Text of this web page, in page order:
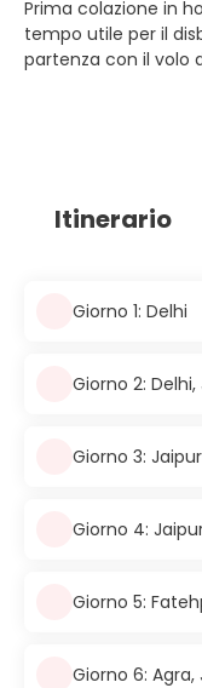
Prima colazione in
tempo utile per il
partenza con il volo
Itinerario
Giorno 1: Delhi
Giorno 2:
Giorno 3: Jaipur
Giorno 4:
Giorno 5:
Giorno 6: Agra,